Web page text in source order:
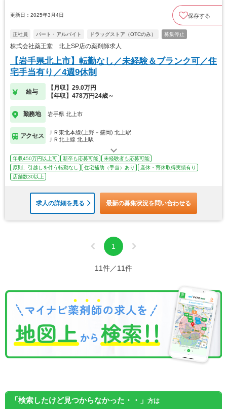
更新日：2025年3月4日 保存する
正社員 パート・アルバイト ドラッグストア（OTCのみ） 募集停止
株式会社薬王堂 北上SP店の薬剤師求人
【岩手県北上市】転勤なし／未経験＆ブランク可／住
宅手当有り／4週9休制
給与
【月収】29.0万円
【年収】478万円24歳～
勤務地 岩手県 北上市
アクセス
ＪＲ東北本線(上野－盛岡) 北上駅
ＪＲ北上線 北上駅
年収450万円以上可 新卒も応募可能
未経験者も応募可能
原則、引越しを伴う転勤なし
住宅補助（手当）あり
産休・育休取得実績有り
店舗数30以上
求人の詳細を見る 最新の募集状況を問い合わせる
1
11件／11件
「検索したけど見つからなかった・・」 方は